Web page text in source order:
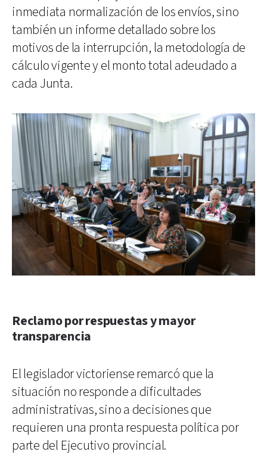
inmediata normalización de los envíos, sino
también un informe detallado sobre los
motivos de la interrupción, la metodología de
cálculo vigente y el monto total adeudado a
cada Junta.
Reclamo por respuestas y mayor
transparencia
El legislador victoriense remarcó que la
situación no responde a dificultades
administrativas, sino a decisiones que
requieren una pronta respuesta política por
parte del Ejecutivo provincial.